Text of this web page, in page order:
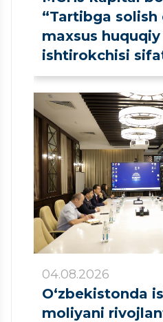
“Tartibga solish
maxsus
ishtirokchisi
ro‘yxatdan
04.08.2026
O‘zbekistonda
moliyani